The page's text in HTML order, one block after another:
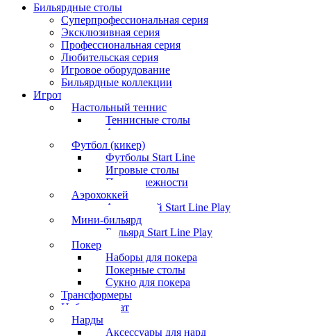
Бильярдные столы
Суперпрофессиональная серия
Эксклюзивная серия
Профессиональная серия
Любительская серия
Игровое оборудование
Бильярдные коллекции
Игротека
Настольный теннис
Теннисные столы
Аксессуары
Футбол (кикер)
Футболы Start Line
Игровые столы
Принадлежности
Аэрохоккей
Аэрохоккей Start Line Play
Мини-бильярд
Бильярд Start Line Play
Покер
Наборы для покера
Покерные столы
Сукно для покера
Трансформеры
Набор шахмат
Нарды
Аксессуары для нард